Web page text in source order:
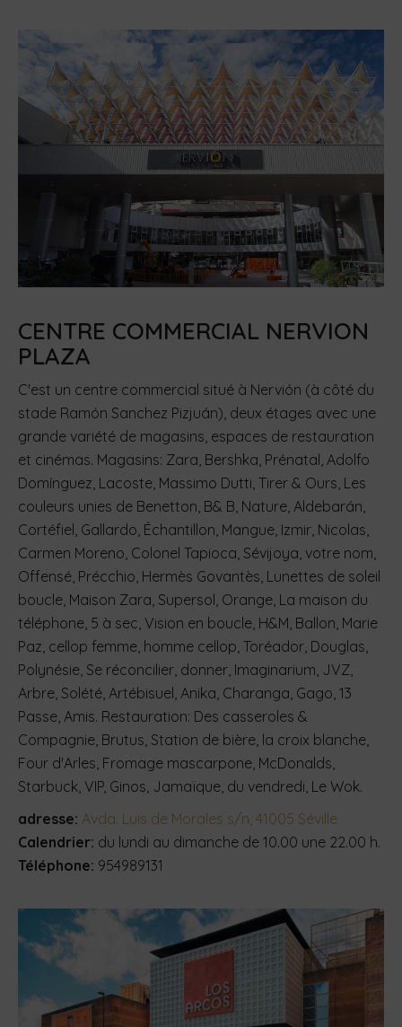
CENTRE COMMERCIAL NERVION
PLAZA
C'est un centre commercial situé à Nervión (à côté du
stade Ramón Sanchez Pizjuán), deux étages avec une
grande variété de magasins, espaces de restauration
et cinémas. Magasins: Zara, Bershka, Prénatal, Adolfo
Domínguez, Lacoste, Massimo Dutti, Tirer & Ours, Les
couleurs unies de Benetton, B& B, Nature, Aldebarán,
Cortéfiel, Gallardo, Échantillon, Mangue, Izmir, Nicolas,
Carmen Moreno, Colonel Tapioca, Sévijoya, votre nom,
Offensé, Précchio, Hermès Govantès, Lunettes de soleil
boucle, Maison Zara, Supersol, Orange, La maison du
téléphone, 5 à sec, Vision en boucle, H&M, Ballon, Marie
Paz, cellop femme, homme cellop, Toréador, Douglas,
Polynésie, Se réconcilier, donner, Imaginarium, JVZ,
Arbre, Solété, Artébisuel, Anika, Charanga, Gago, 13
Passe, Amis. Restauration: Des casseroles &
Compagnie, Brutus, Station de bière, la croix blanche,
Four d'Arles, Fromage mascarpone, McDonalds,
Starbuck, VIP, Ginos, Jamaïque, du vendredi, Le Wok.
adresse: Avda. Luis de Morales s/n, 41005 Séville
Calendrier: du lundi au dimanche de 10.00 une 22.00 h.
Téléphone: 954989131